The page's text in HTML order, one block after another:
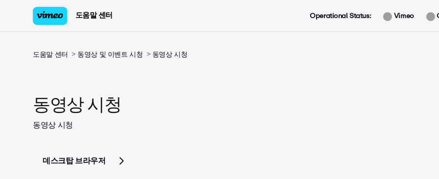
도움말 센터 Operational Status: Vimeo
도움말 센터 동영상 및 이벤트 시청 동영상 시청
동영상 시청
동영상 시청
데스크탑 브라우저